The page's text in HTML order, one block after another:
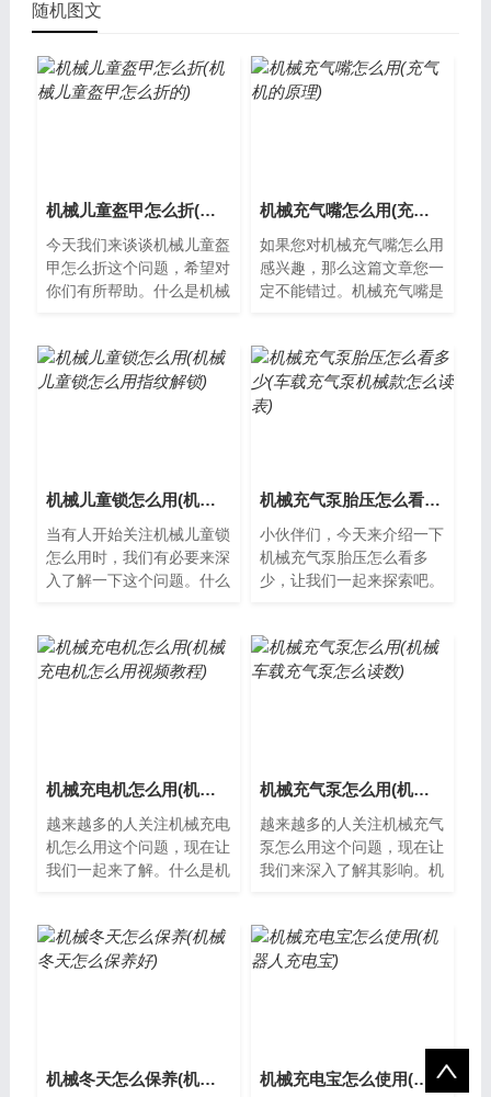
随机图文
机械儿童盔甲怎么折(机械儿童盔甲怎么折的)
今天我们来谈谈机械儿童盔
甲怎么折这个问题，希望对
你们有所帮助。什么是机械
游戏中感受...
机械充气嘴怎么用(充气机的原理)
如果您对机械充气嘴怎么用
感兴趣，那么这篇文章您一
定不能错过。机械充气嘴是
具。它通常由...
机械儿童锁怎么用(机械儿童锁怎么用指纹解锁)
当有人开始关注机械儿童锁
怎么用时，我们有必要来深
入了解一下这个问题。什么
全装置，它...
机械充气泵胎压怎么看多少(车载充气泵机械款怎么读表)
小伙伴们，今天来介绍一下
机械充气泵胎压怎么看多
少，让我们一起来探索吧。
的设备，它通...
机械充电机怎么用(机械充电机怎么用视频教程)
越来越多的人关注机械充电
机怎么用这个问题，现在让
我们一起来了解。什么是机
子设备充电...
机械充气泵怎么用(机械车载充气泵怎么读数)
越来越多的人关注机械充气
泵怎么用这个问题，现在让
我们来深入了解其影响。机
常用于汽车...
机械冬天怎么保养(机械冬天怎么保养好) 机械充电宝怎么使用(机器人充电宝)